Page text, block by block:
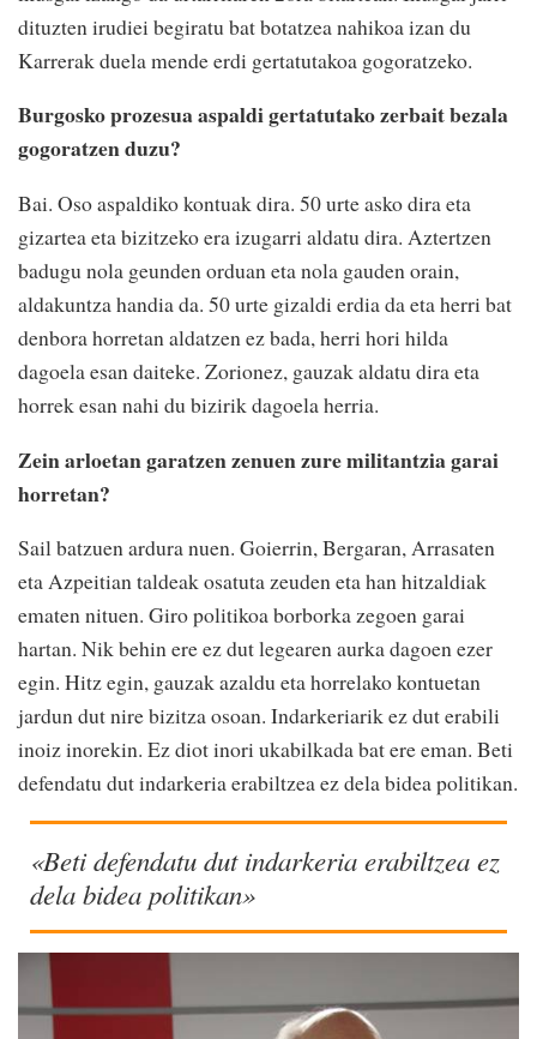
dituzten irudiei begiratu bat botatzea nahikoa izan du
Karrerak duela mende erdi gertatutakoa gogoratzeko.
Burgosko prozesua aspaldi gertatutako zerbait bezala
gogoratzen duzu?
Bai. Oso aspaldiko kontuak dira. 50 urte asko dira eta
gizartea eta bizitzeko era izugarri aldatu dira. Aztertzen
badugu nola geunden orduan eta nola gauden orain,
aldakuntza handia da. 50 urte gizaldi erdia da eta herri bat
denbora horretan aldatzen ez bada, herri hori hilda
dagoela esan daiteke. Zorionez, gauzak aldatu dira eta
horrek esan nahi du bizirik dagoela herria.
Zein arloetan garatzen zenuen zure militantzia garai
horretan?
Sail batzuen ardura nuen. Goierrin, Bergaran, Arrasaten
eta Azpeitian taldeak osatuta zeuden eta han hitzaldiak
ematen nituen. Giro politikoa borborka zegoen garai
hartan. Nik behin ere ez dut legearen aurka dagoen ezer
egin. Hitz egin, gauzak azaldu eta horrelako kontuetan
jardun dut nire bizitza osoan. Indarkeriarik ez dut erabili
inoiz inorekin. Ez diot inori ukabilkada bat ere eman. Beti
defendatu dut indarkeria erabiltzea ez dela bidea politikan.
«Beti defendatu dut indarkeria erabiltzea ez
dela bidea politikan»